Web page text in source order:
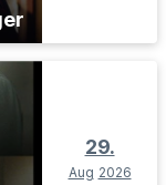
29.
Aug 2026